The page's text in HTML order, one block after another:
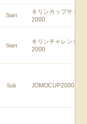
Start
キリンカップサッカ
2000
Start
キリンチャレンジ
2000
Sub JOMOCUP2000